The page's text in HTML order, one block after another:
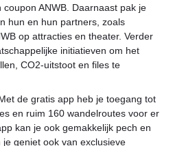
ANWB. Daarnaast pak je
hun en hun partners, zoals
op attracties en theater. Verder
initiatieven om het
CO2-uitstoot en files te
de gratis app heb je toegang tot
en ruim 160 wandelroutes voor er
kan je ook gemakkelijk pech en
geniet ook van exclusieve